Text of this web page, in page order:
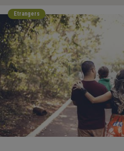
Etrangers